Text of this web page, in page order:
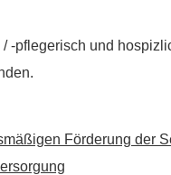
pflegerisch und
Förderung der